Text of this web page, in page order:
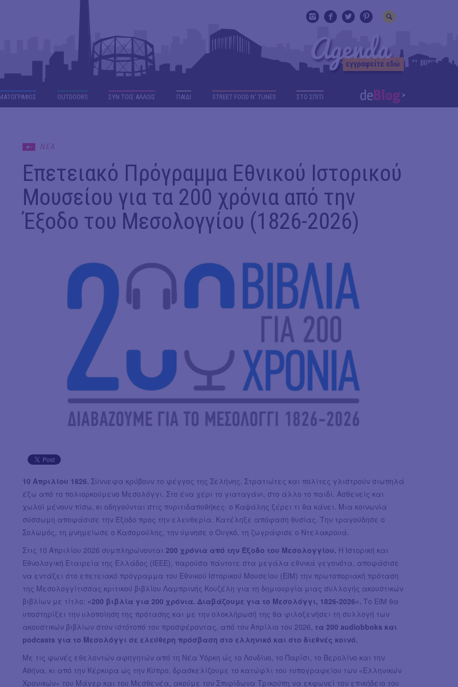
OUTDΟORS ΣΥΝ ΤΟΙΣ ΑΛΛΟΙΣ ΠΑΙΔΙ STREET FOOD N' TUNES ΣΤΟ ΣΠΙΤΙ
ΝΕΑ
Επετειακό Πρόγραμμα Εθνικού Ιστορικού
Μουσείου για τα 200 χρόνια από την
Έξοδο του Μεσολογγίου (1826-2026)
10 Απριλίου 1826. Σύννεφα κρύβουν το φέγγος της Σελήνης. Στρατιώτες και πολίτες γλιστρούν σιωπηλά
έξω από το πολιορκούμενο Μεσολόγγι. Στο ένα χέρι το γιαταγάνι, στο άλλο το παιδί. Ασθενείς και
χωλοί μένουν πίσω, κι οδηγούνται στις πυριτιδαποθήκες· ο Καψάλης ξέρει τι θα κάνει. Μια κοινωνία
σύσσωμη αποφάσισε την Έξοδο προς την ελευθερία. Κατέληξε απόφαση θυσίας. Την τραγούδησε ο
Σολωμός, τη μνημείωσε ο Κασομούλης, την ύμνησε ο Ουγκό, τη ζωγράφισε ο Ντελακρουά.
Στις 10 Απριλίου 2026 συμπληρώνονται 200 χρόνια από την Έξοδο του Μεσολογγίου. Η Ιστορική και
Εθνολογική Εταιρεία της Ελλάδος (ΙΕΕΕ), παρούσα πάντοτε στα μεγάλα εθνικά γεγονότα, αποφάσισε
να εντάξει στο επετειακό πρόγραμμα του Εθνικού Ιστορικού Μουσείου (ΕΙΜ) την πρωτοποριακή πρόταση
της Μεσολογγίτισσας κριτικού βιβλίου Λαμπρινής Κουζέλη για τη δημιουργία μιας συλλογής ακουστικών
βιβλίων με τίτλο: «200 βιβλία για 200 χρόνια. Διαβάζουμε για το Μεσολόγγι, 1826-2026». Το ΕΙΜ θα
υποστηρίξει την υλοποίηση της πρότασης και με την ολοκλήρωσή της θα φιλοξενήσει τη συλλογή των
ακουστικών βιβλίων στον ιστότοπό του προσφέροντας, από τον Απρίλιο του 2026, τα 200 audiobboks και
podcasts για το Μεσολόγγι σε ελεύθερη πρόσβαση στο ελληνικό και στο διεθνές κοινό.
Με τις φωνές εθελοντών αφηγητών από τη Νέα Υόρκη ώς το Λονδίνο, το Παρίσι, το Βερολίνο και την
Αθήνα, κι από την Κέρκυρα ώς την Κύπρο, δρασκελίζουμε το κατώφλι του τυπογραφείου των «Ελληνικών
Χρονικών» του Μάγερ και του Μεσθενέα, ακούμε τον Σπυρίδωνα Τρικούπη να εκφωνεί τον επικήδειο του